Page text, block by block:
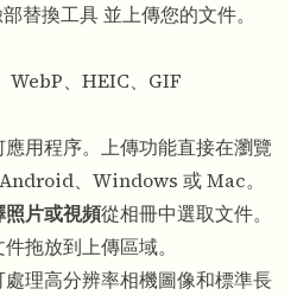
替換工具 並上傳您的文件。
WebP、HEIC、GIF
用程序。上傳功能直接在瀏覽
、Windows 或 Mac。
照片或視頻從相冊中選取文件。
拖放到上傳區域。
理高分辨率相機圖像和標準長